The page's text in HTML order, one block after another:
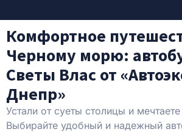
Комфортное
Черному морю:
Светы Влас от
Днепр»
Устали от суеты столицы и
Выбирайте удобный и надежный